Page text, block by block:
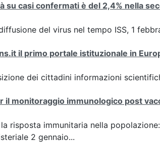
su casi confermati è del 2,4% nella
del virus nel tempo ISS, 1
il primo portale istituzionale in
dei cittadini informazioni
il monitoraggio immunologico post
risposta immunitaria nella
2 gennaio...